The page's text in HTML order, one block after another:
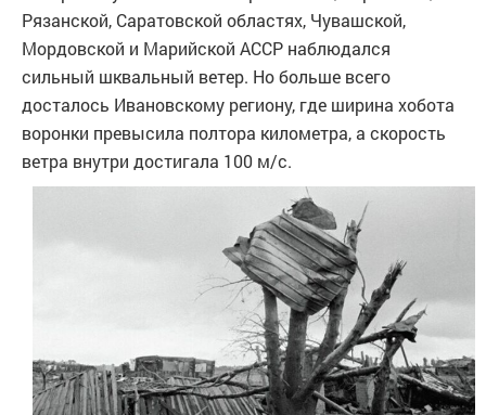
Рязанской, Саратовской областях, Чувашской,
Мордовской и Марийской АССР наблюдался
сильный шквальный ветер. Но больше всего
досталось Ивановскому региону, где ширина хобота
воронки превысила полтора километра, а скорость
ветра внутри достигала 100 м/с.